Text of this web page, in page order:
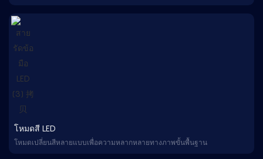
โหมดสี LED
โหมดเปลี่ยนสีหลายแบบเพื่อความหลากหลายทางภาพขั้นพื้นฐาน